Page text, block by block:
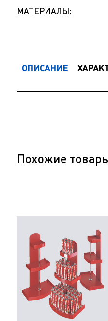
МАТЕРИАЛЫ:
ОПИСАНИЕ
Похожие